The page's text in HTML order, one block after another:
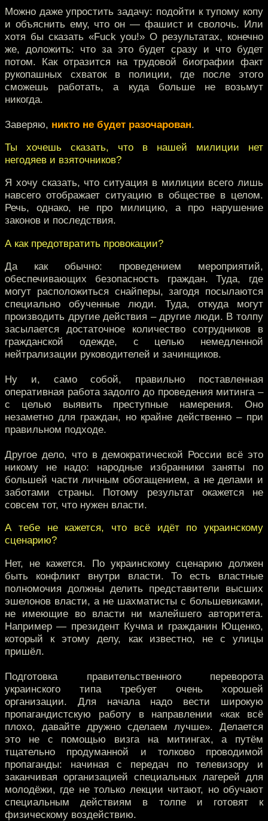
Можно даже упростить задачу: подойти к тупому копу
и объяснить ему, что он — фашист и сволочь. Или
хотя бы сказать «Fuck you!» О результатах, конечно
же, доложить: что за это будет сразу и что будет
потом. Как отразится на трудовой биографии факт
рукопашных схваток в полиции, где после этого
сможешь работать, а куда больше не возьмут
никогда.
Заверяю, никто не будет разочарован.
Ты хочешь сказать, что в нашей милиции нет
негодяев и взяточников?
Я хочу сказать, что ситуация в милиции всего лишь
навсего отображает ситуацию в обществе в целом.
Речь, однако, не про милицию, а про нарушение
законов и последствия.
А как предотвратить провокации?
Да как обычно: проведением мероприятий,
обеспечивающих безопасность граждан. Туда, где
могут расположиться снайперы, загодя посылаются
специально обученные люди. Туда, откуда могут
производить другие действия – другие люди. В толпу
засылается достаточное количество сотрудников в
гражданской одежде, с целью немедленной
нейтрализации руководителей и зачинщиков.
Ну и, само собой, правильно поставленная
оперативная работа задолго до проведения митинга –
с целью выявить преступные намерения. Оно
незаметно для граждан, но крайне действенно – при
правильном подходе.
Другое дело, что в демократической России всё это
никому не надо: народные избранники заняты по
большей части личным обогащением, а не делами и
заботами страны. Потому результат окажется не
совсем тот, что нужен власти.
А тебе не кажется, что всё идёт по украинскому
сценарию?
Нет, не кажется. По украинскому сценарию должен
быть конфликт внутри власти. То есть властные
полномочия должны делить представители высших
эшелонов власти, а не шахматисты с большевиками,
не имеющие во власти ни малейшего авторитета.
Например — президент Кучма и гражданин Ющенко,
который к этому делу, как известно, не с улицы
пришёл.
Подготовка правительственного переворота
украинского типа требует очень хорошей
организации. Для начала надо вести широкую
пропагандистскую работу в направлении «как всё
плохо, давайте дружно сделаем лучше». Делается
это не с помощью визга на митингах, а путём
тщательно продуманной и толково проводимой
пропаганды: начиная с передач по телевизору и
заканчивая организацией специальных лагерей для
молодёжи, где не только лекции читают, но обучают
специальным действиям в толпе и готовят к
физическому воздействию.